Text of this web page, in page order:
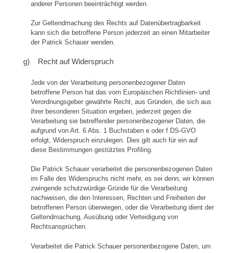
anderer Personen beeinträchtigt werden.
Zur Geltendmachung des Rechts auf Datenübertragbarkeit
kann sich die betroffene Person jederzeit an einen Mitarbeiter
der Patrick Schauer wenden.
g) Recht auf Widerspruch
Jede von der Verarbeitung personenbezogener Daten
betroffene Person hat das vom Europäischen Richtlinien- und
Verordnungsgeber gewährte Recht, aus Gründen, die sich aus
ihrer besonderen Situation ergeben, jederzeit gegen die
Verarbeitung sie betreffender personenbezogener Daten, die
aufgrund von Art. 6 Abs. 1 Buchstaben e oder f DS-GVO
erfolgt, Widerspruch einzulegen. Dies gilt auch für ein auf
diese Bestimmungen gestütztes Profiling.
Die Patrick Schauer verarbeitet die personenbezogenen Daten
im Falle des Widerspruchs nicht mehr, es sei denn, wir können
zwingende schutzwürdige Gründe für die Verarbeitung
nachweisen, die den Interessen, Rechten und Freiheiten der
betroffenen Person überwiegen, oder die Verarbeitung dient der
Geltendmachung, Ausübung oder Verteidigung von
Rechtsansprüchen.
Verarbeitet die Patrick Schauer personenbezogene Daten, um